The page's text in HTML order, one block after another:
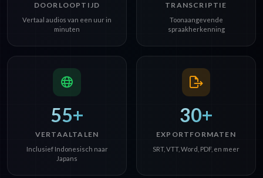
DOORLOOPTIJD
Vertaal audios van een uur in
minuten
TRANSCRIPTIE
Toonaangevende
spraakherkenning
55+
VERTAALTALEN
Inclusief Indonesisch naar
Japans
30+
EXPORTFORMATEN
SRT, VTT, Word, PDF, en meer